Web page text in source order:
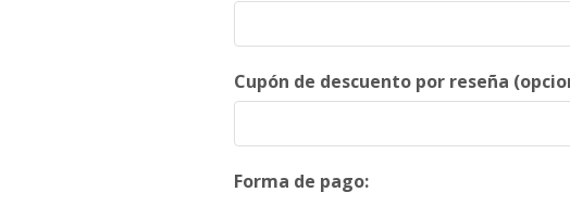
Cupón de descuento por reseña
Forma de pago: